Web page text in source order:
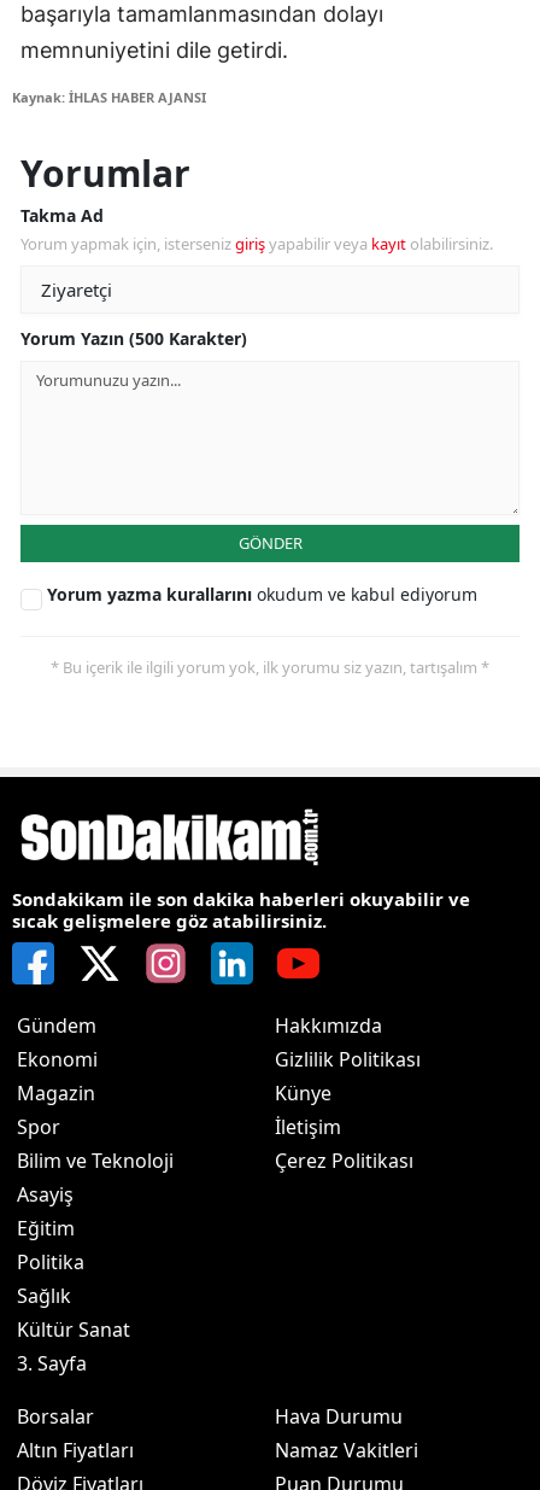
başarıyla tamamlanmasından dolayı
memnuniyetini dile getirdi.
Kaynak: İHLAS HABER AJANSI
Yorumlar
Takma Ad
Yorum yapmak için, istersenizgirişyapabilir veya kayıt olabilirsiniz.
Yorum Yazın (500 Karakter)
GÖNDER
Yorum yazma kurallarını okudum ve kabul ediyorum
* Bu içerik ile ilgili yorum yok, ilk yorumu siz yazın, tartışalım *
Sondakikam ile son dakika haberleri okuyabilir ve
sıcak gelişmelere göz atabilirsiniz.
Gündem
Ekonomi
Magazin
Spor
Bilim ve Teknoloji
Asayiş
Eğitim
Politika
Sağlık
Kültür Sanat
3. Sayfa
Hakkımızda
Gizlilik Politikası
Künye
İletişim
Çerez Politikası
Borsalar
Altın Fiyatları
Döviz Fiyatları
Hava Durumu
Namaz Vakitleri
Puan Durumu